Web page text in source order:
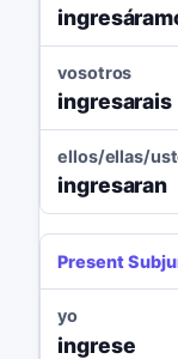
vosotros
ingresarais
ellos/ellas/
ingresaran
Present
yo
ingrese